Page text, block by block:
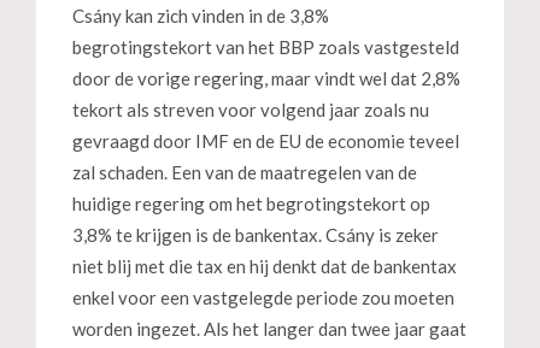
Csány kan zich vinden in de 3,8%
begrotingstekort van het BBP zoals vastgesteld
door de vorige regering, maar vindt wel dat 2,8%
tekort als streven voor volgend jaar zoals nu
gevraagd door IMF en de EU de economie teveel
zal schaden. Een van de maatregelen van de
huidige regering om het begrotingstekort op
3,8% te krijgen is de bankentax. Csány is zeker
niet blij met die tax en hij denkt dat de bankentax
enkel voor een vastgelegde periode zou moeten
worden ingezet. Als het langer dan twee jaar gaat